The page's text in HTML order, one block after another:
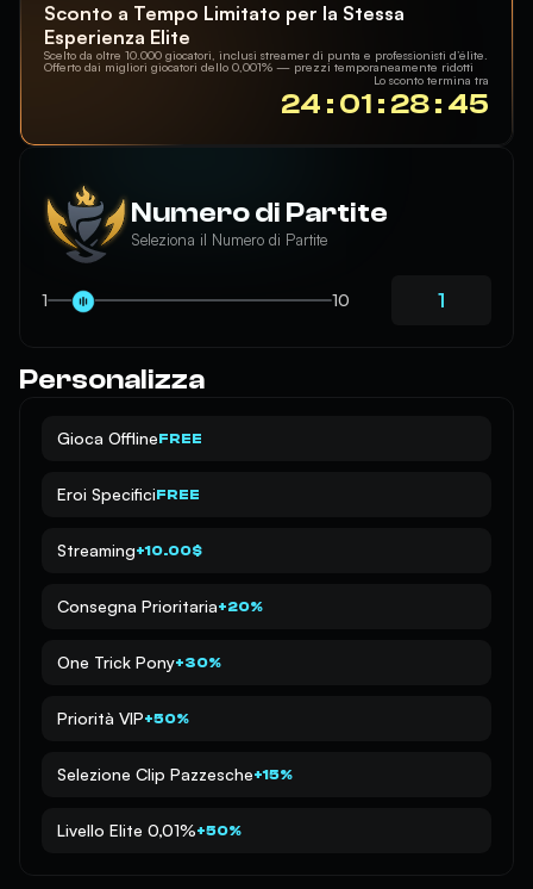
Sconto a Tempo Limitato per la Stessa
Esperienza Elite
Scelto da oltre 10.000 giocatori, inclusi streamer di punta e professionisti d’élite.
Offerto dai migliori giocatori dello 0,001% — prezzi temporaneamente ridotti
Lo sconto termina tra
24 : 01 : 28 : 45
Numero di Partite
Seleziona il Numero di Partite
1 10
Personalizza
Gioca OfflineFREE
Eroi SpecificiFREE
Streaming+10.00$
Consegna Prioritaria+20%
One Trick Pony+30%
Priorità VIP+50%
Selezione Clip Pazzesche+15%
Livello Elite 0,01%+50%